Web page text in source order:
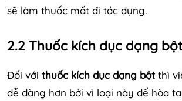
sẽ làm thuốc mất đi tác dụng.
2.2 Thuốc kích dục dạng bột
Đối với thuốc kích dục dạng bộtthì
dễ dàng hơn bởi vì loại này dế hòa